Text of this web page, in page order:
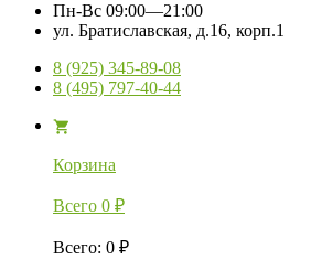
Пн-Вс 09:00—21:00
ул. Братиславская, д.16, корп.1
8 (925) 345-89-08
8 (495) 797-40-44
Корзина
Всего 0 ₽
Всего: 0 ₽